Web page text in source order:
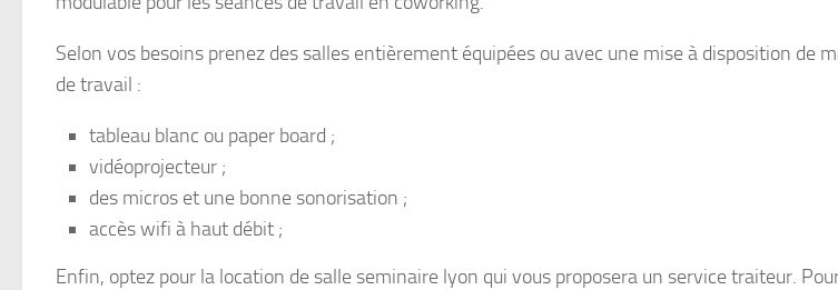
Selon vos besoins prenez des salles entièrement équipées ou avec une mise à disposition de
de travail :
tableau blanc ou paper board ;
vidéoprojecteur ;
des micros et une bonne sonorisation ;
accès wifi à haut débit ;
Enfin, optez pour la location de salle seminaire lyon qui vous proposera un service traiteur.